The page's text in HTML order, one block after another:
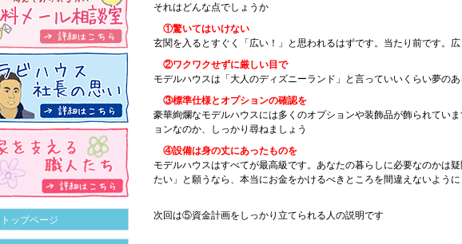
それはどんな点でしょうか
①驚いてはいけない
玄関を入るとすぐく「広い！」と思われるはずです。当たり前です。
②ワクワクせずに厳しい目で
モデルハウスは「大人のディズニーランド」と言っていいくらい夢の
③標準仕様とオプションの確認を
豪華絢爛なモデルハウスには多くのオプションや装飾品が飾られてい
ョンなのか、しっかり尋ねましょう
④設備は身の丈にあったものを
モデルハウスはすべてが最高級です。あなたの暮らしに必要なのかは
たい」と願うなら、本当にお金をかけるべきところを間違えないように
次回は⑤資金計画をしっかり立てられる人の説明です
トップページ